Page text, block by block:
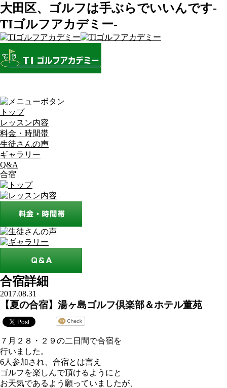
大田区、ゴルフは手ぶらでいいんです-
TIゴルフアカデミー-
トップ
レッスン内容
料金・時間帯
生徒さんの声
ギャラリー
Q&A
合宿
合宿詳細
2017.08.31
【夏の合宿】湯ヶ島ゴルフ倶楽部＆ホテル董苑
７月２８・２９の二日間で合宿を
行いました。
6人参加され、合宿とは言え
ゴルフを楽しんで頂けるようにと
お天気であるよう願っていましたが、